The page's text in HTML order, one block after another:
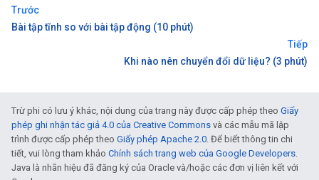
Trước
Bài tập tĩnh so với bài tập động (10 phút)
Tiếp
Khi nào nên chuyển đổi dữ liệu? (3 phút)
Trừ phi có lưu ý khác, nội dung của trang này được cấp phép theo Giấy
phép ghi nhận tác giả 4.0 của Creative Commons và các mẫu mã lập
trình được cấp phép theo Giấy phép Apache 2.0 . Để biết thông tin chi
tiết, vui lòng tham khảo Chính sách trang web của Google Developers
Java là nhãn hiệu đã đăng ký của Oracle và/hoặc các đơn vị liên kết với